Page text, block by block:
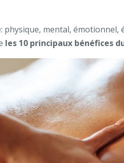
physique, mental,
les 10 principaux bénéfices